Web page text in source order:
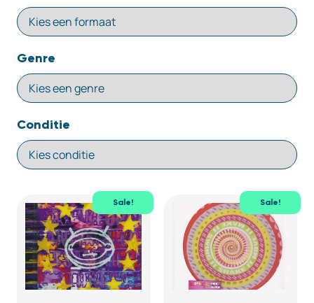
Genre
Conditie
Sale! Sale!